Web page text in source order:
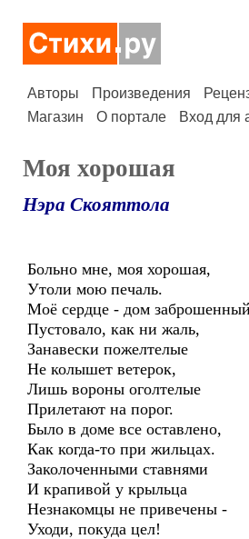
Авторы Произведения
Магазин
О портале Вход для
Моя хорошая
Нэра Скояттола
Больно мне, моя хорошая,
Утоли мою печаль.
Моё сердце - дом
Пустовало, как ни жаль,
Занавески пожелтелые
Не колышет ветерок,
Лишь вороны оголтелые
Прилетают на порог.
Было в доме все оставлено,
Как когда-то при жильцах.
Заколоченными ставнями
И крапивой у крыльца
Незнакомцы не привечены -
Уходи, покуда цел!